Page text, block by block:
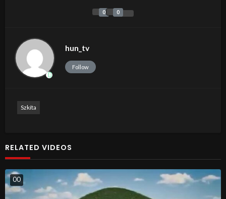
0 0
hun_tv
Follow
Szkíta
RELATED VIDEOS
00